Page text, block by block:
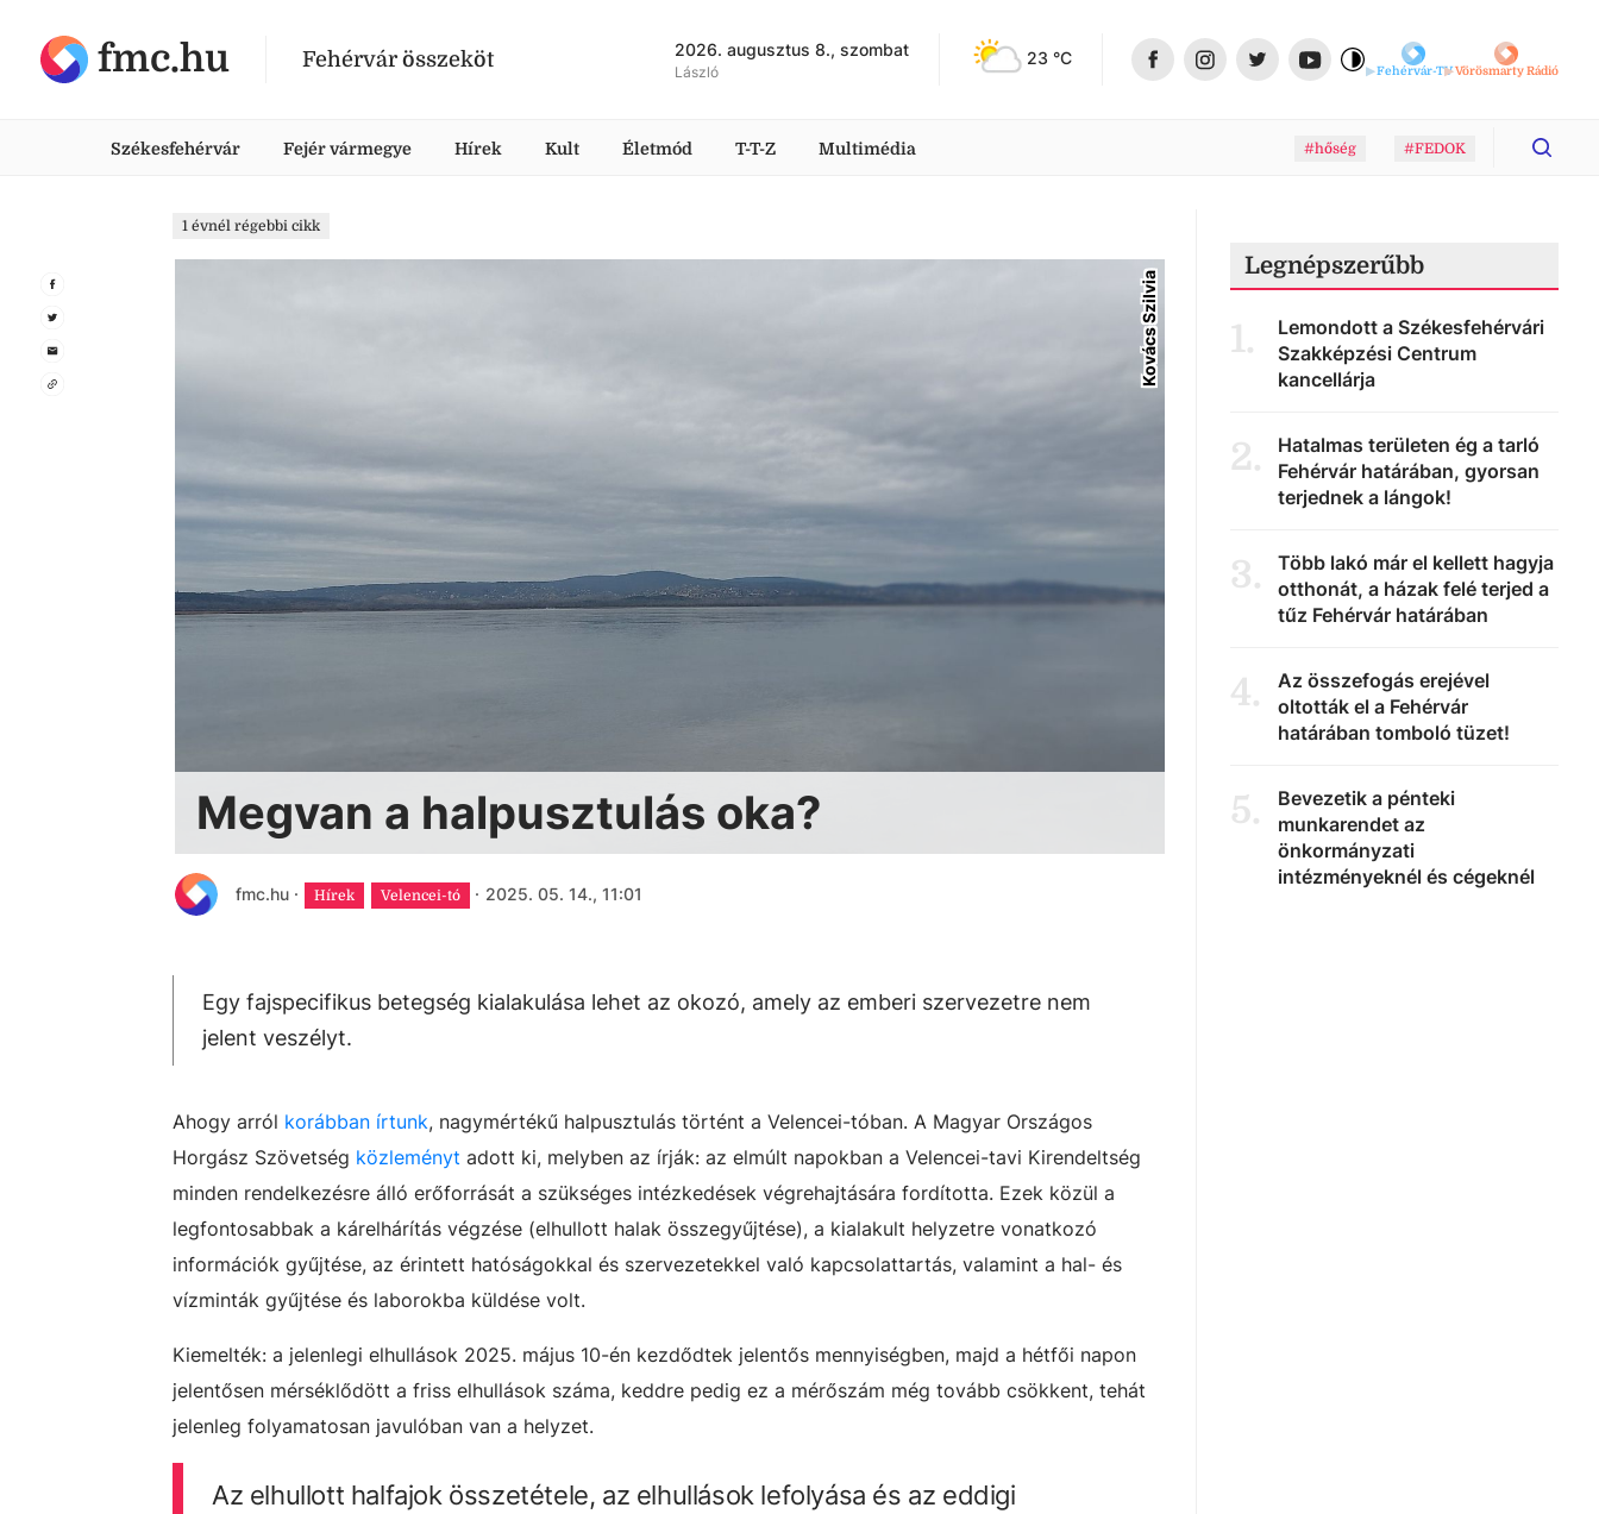
fmc.hu Fehérvár összeköt 2026. augusztus 8., szombat
László
23 °C
Fehérvár-TVVörösmarty Rádió
Székesfehérvár Fejér vármegye Hírek Kult Életmód T-T-Z Multimédia #hőség #FEDOK
1 évnél régebbi cikk
Kovács Szilvia
Megvan a halpusztulás oka?
fmc.hu · Hírek Velencei-tó · 2025. 05. 14., 11:01
Egy fajspecifikus betegség kialakulása lehet az okozó, amely az emberi szervezetre nem
jelent veszélyt.
Ahogy arról korábban írtunk, nagymértékű halpusztulás történt a Velencei-tóban. A Magyar Országos
Horgász Szövetség közleményt adott ki, melyben az írják: az elmúlt napokban a Velencei-tavi Kirendeltség
minden rendelkezésre álló erőforrását a szükséges intézkedések végrehajtására fordította. Ezek közül a
legfontosabbak a kárelhárítás végzése (elhullott halak összegyűjtése), a kialakult helyzetre vonatkozó
információk gyűjtése, az érintett hatóságokkal és szervezetekkel való kapcsolattartás, valamint a hal- és
vízminták gyűjtése és laborokba küldése volt.
Kiemelték: a jelenlegi elhullások 2025. május 10-én kezdődtek jelentős mennyiségben, majd a hétfői napon
jelentősen mérséklődött a friss elhullások száma, keddre pedig ez a mérőszám még tovább csökkent, tehát
jelenleg folyamatosan javulóban van a helyzet.
Az elhullott halfajok összetétele, az elhullások lefolyása és az eddigi
Legnépszerűbb
1.
Lemondott a Székesfehérvári
Szakképzési Centrum
kancellárja
2.
Hatalmas területen ég a tarló
Fehérvár határában, gyorsan
terjednek a lángok!
3.
Több lakó már el kellett hagyja
otthonát, a házak felé terjed a
tűz Fehérvár határában
4.
Az összefogás erejével
oltották el a Fehérvár
határában tomboló tüzet!
5.
Bevezetik a pénteki
munkarendet az
önkormányzati
intézményeknél és cégeknél